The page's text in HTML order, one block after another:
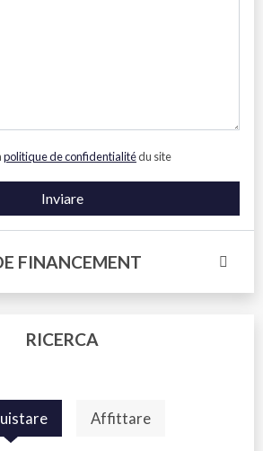
politique de confidentialitédu site
Inviare
FINANCEMENT
RICERCA
Affittare